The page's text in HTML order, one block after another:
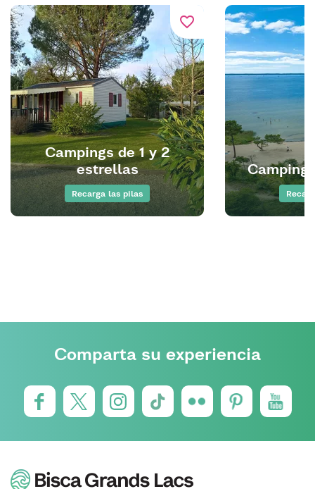
favorite_border
Campings de 1 y 2
estrellas
Recarga las pilas
Comparta su experiencia